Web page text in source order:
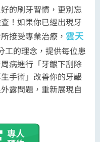
的刷牙習慣，更別忘
！如果你已經出現牙
接受專業治療， 雲天
工的理念，提供每位患
病進行「牙齦下刮除
手術」改善你的牙齦
露問題，重新展現自